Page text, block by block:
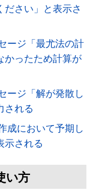
さい」と表示さ
ージ「最尤法の計
かったため計算が
ージ「解が発散し
される
成において予期し
示される
い方